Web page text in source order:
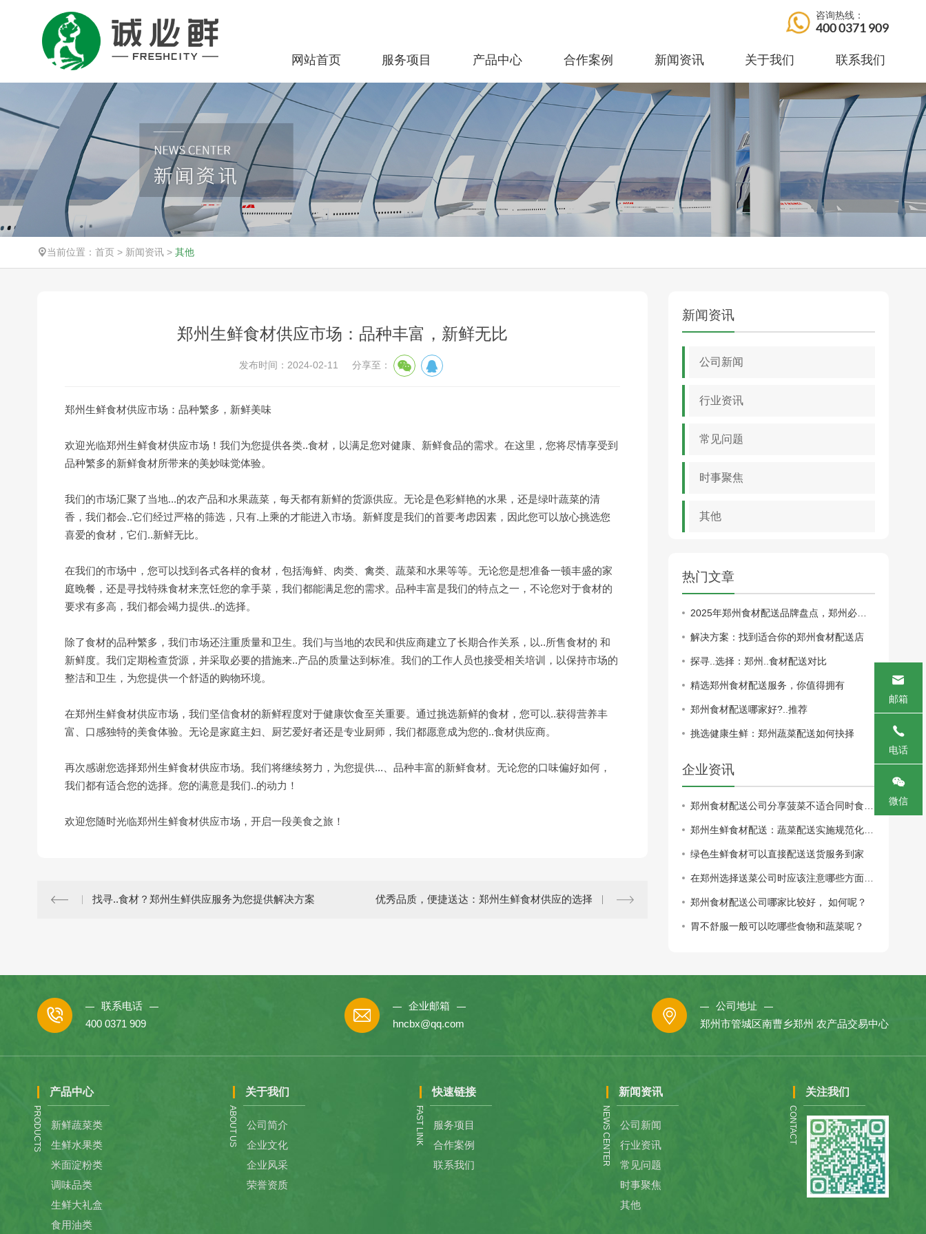
咨询热线：
400 0371 909
网站首页 服务项目 产品中心 合作案例 新闻资讯 关于我们 联系我们
当前位置： 首页> 新闻资讯> 其他
郑州生鲜食材供应市场：品种丰富，新鲜无比
发布时间：2024-02-11 分享至：
郑州生鲜食材供应市场：品种繁多，新鲜美味
欢迎光临郑州生鲜食材供应市场！我们为您提供各类..食材，以满足您对健康、新鲜食品的需求。在这里，您将尽情享受到
品种繁多的新鲜食材所带来的美妙味觉体验。
我们的市场汇聚了当地...的农产品和水果蔬菜，每天都有新鲜的货源供应。无论是色彩鲜艳的水果，还是绿叶蔬菜的清
香，我们都会..它们经过严格的筛选，只有.上乘的才能进入市场。新鲜度是我们的首要考虑因素，因此您可以放心挑选您
喜爱的食材，它们..新鲜无比。
在我们的市场中，您可以找到各式各样的食材，包括海鲜、肉类、禽类、蔬菜和水果等等。无论您是想准备一顿丰盛的家
庭晚餐，还是寻找特殊食材来烹饪您的拿手菜，我们都能满足您的需求。品种丰富是我们的特点之一，不论您对于食材的
要求有多高，我们都会竭力提供..的选择。
除了食材的品种繁多，我们市场还注重质量和卫生。我们与当地的农民和供应商建立了长期合作关系，以..所售食材的 和
新鲜度。我们定期检查货源，并采取必要的措施来..产品的质量达到标准。我们的工作人员也接受相关培训，以保持市场的
整洁和卫生，为您提供一个舒适的购物环境。
在郑州生鲜食材供应市场，我们坚信食材的新鲜程度对于健康饮食至关重要。通过挑选新鲜的食材，您可以..获得营养丰
富、口感独特的美食体验。无论是家庭主妇、厨艺爱好者还是专业厨师，我们都愿意成为您的..食材供应商。
再次感谢您选择郑州生鲜食材供应市场。我们将继续努力，为您提供...、品种丰富的新鲜食材。无论您的口味偏好如何，
我们都有适合您的选择。您的满意是我们..的动力！
欢迎您随时光临郑州生鲜食材供应市场，开启一段美食之旅！
找寻..食材？郑州生鲜供应服务为您提供解决方案 优秀品质，便捷送达：郑州生鲜食材供应的选择
新闻资讯
公司新闻
行业资讯
常见问题
时事聚焦
其他
热门文章
解决方案：找到适合你的郑州食材配送店
探寻..选择：郑州..食材配送对比
精选郑州食材配送服务，你值得拥有
郑州食材配送哪家好?..推荐
挑选健康生鲜：郑州蔬菜配送如何抉择
企业资讯
绿色生鲜食材可以直接配送送货服务到家
郑州食材配送公司哪家比较好， 如何呢？
胃不舒服一般可以吃哪些食物和蔬菜呢？
联系电话
400 0371 909
企业邮箱
hncbx@qq.com
公司地址
郑州市管城区南曹乡郑州 农产品交易中心
产品中心
PRODUCTS
新鲜蔬菜类
生鲜水果类
米面淀粉类
调味品类
生鲜大礼盒
食用油类
关于我们
ABOUT US
公司简介
企业文化
企业风采
荣誉资质
快速链接
FAST LINK
服务项目
合作案例
联系我们
新闻资讯
NEWS CENTER
公司新闻
行业资讯
常见问题
时事聚焦
其他
关注我们
CONTACT
邮箱
电话
微信